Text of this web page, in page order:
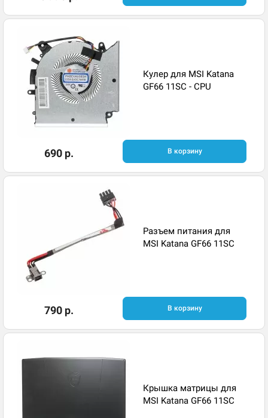
Кулер для MSI Katana
GF66 11SC - CPU
690 р. В корзину
Разъем питания для
MSI Katana GF66 11SC
790 р. В корзину
Крышка матрицы для
MSI Katana GF66 11SC